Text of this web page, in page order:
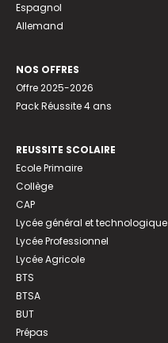
Espagnol
Allemand
NOS OFFRES
Offre 2025-2026
Pack Réussite 4 ans
REUSSITE SCOLAIRE
Ecole Primaire
Collège
CAP
Lycée général et technologique
Lycée Professionnel
Lycée Agricole
BTS
BTSA
BUT
Prépas